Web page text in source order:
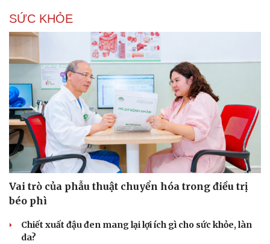
SỨC KHỎE
Vai trò của phẫu thuật chuyển hóa trong điều trị
béo phì
Chiết xuất đậu đen mang lại lợi ích gì cho sức khỏe, làn
da?